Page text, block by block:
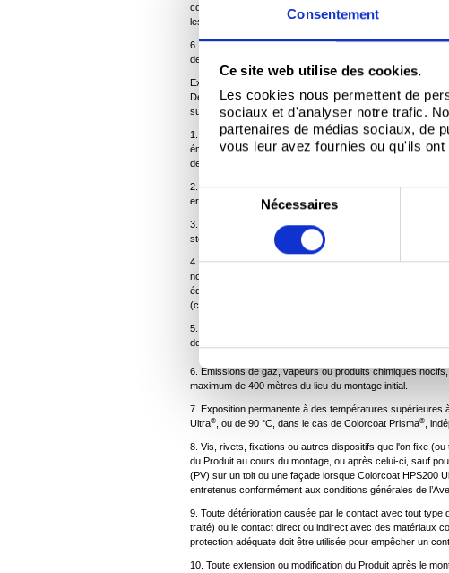
Consentement
Ce site web utilise des cookies.
Les cookies nous permettent de
sociaux et d'analyser notre trafic.
partenaires de médias sociaux, de
vous leur avez fournies ou qu'ils
S
l
e
c
o
n
d
u
o
n
s
e
n
t
Nécessaires
contractuelle, négligence ou violation d’une quelconque
les dispositions énoncées au paragraphe 4 ci-dessus.
6. Les bâtiments situés à plus de 900 m d’altitude feront
de Garantie.
Exclusions
De la présente garantie Confidex
®sont exclus les
suivantes :
1. Incendies, foudre, inondations, explosions, vents
émeutes, troubles civils, radiations, chutes d'objets,
des fondations, ou autres causes étrangères ;
2. Utilisation erronée, actes délibérés, négligence ou
erronée du Produit ;
3. Dommages, quels qu'ils soient, subis par le Produit au
stockage, du transport ou du montage ;
4. Accumulations d'impuretés ou de débris, ou encore
non exposées au lavage par les intempéries, sauf si ces
équivalente à l'application et au milieu extérieur du Produit
(comme doivent le démontrer clairement les registres
5. Formation de dépressions sur le toit, ainsi que des
donnant lieu à une retenue d'eau ou contaminants divers.
6. Émissions de gaz, vapeurs ou produits chimiques
maximum de 400 mètres du lieu du montage initial.
7. Exposition permanente à des températures supérieures
Ultra® , ou de 90 °C, dans le cas de Colorcoat Prisma® ,
8. Vis, rivets, fixations ou autres dispositifs que l'on fixe
du Produit au cours du montage, ou après celui-ci, sauf
(PV) sur un toit ou une façade lorsque Colorcoat HPS200
entretenus conformément aux conditions générales de
9. Toute détérioration causée par le contact avec tout type
traité) ou le contact direct ou indirect avec des matériaux
protection adéquate doit être utilisée pour empêcher un
10. Toute extension ou modification du Produit après le